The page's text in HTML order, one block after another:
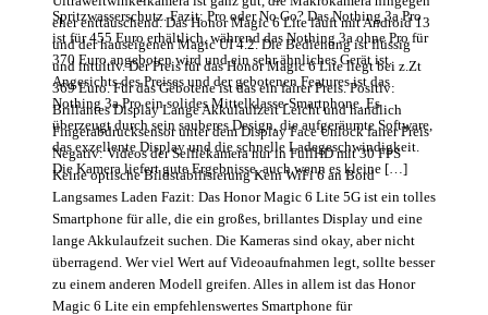
Spritzwasserschutz. Fazit: Pro oder No Go? Das Nothing 3a Pro
ist für 455 Euro erhältlich, während das Nothing 3a ohne Pro für
370 Euro angeboten wird und ein sehr ähnliches Gerät ist.
Angesichts des Preises und der gebotenen Features ist das
Nothing 3a Pro ein solides Mittelklasse-Smartphone. Es
überzeugt durch sein sauberes Design, die aufgeräumte Software,
das exzellente Display und die schnelle Ladegeschwindigkeit.
Die Kamera liefert gute Ergebnisse, auch wenn es kleine […]
eher enttäuschend. Das Honor Magic 6 Lite läuft mit Android 13
und der hauseigenen Magic UI 4.2. Die Bedienung ist flüssig
und intuitiv. Der Preis für das Honor Magic 6 Lite liegt bei z.Zt
369 Euro. Für das Gebotene ist das ein fairer Preis. Positiv:
Brillantes Display Lange Akkulaufzeit Leicht und handlich
Fingerabdrucksensor unter dem Display Face Unlock fairer Preis
Negativ: Videos der Selfiekamera nur in FullHD mit 30 FPS
Keine optische Bildstabilisierung Kein WiFi 6 an Bord
Langsames Laden Fazit: Das Honor Magic 6 Lite 5G ist ein tolles
Smartphone für alle, die ein großes, brillantes Display und eine
lange Akkulaufzeit suchen. Die Kameras sind okay, aber nicht
überragend. Wer viel Wert auf Videoaufnahmen legt, sollte besser
zu einem anderen Modell greifen. Alles in allem ist das Honor
Magic 6 Lite ein empfehlenswertes Smartphone für